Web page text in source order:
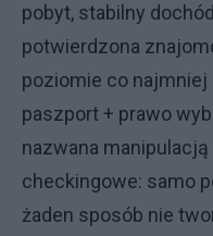
pobyt, stabilny
potwierdzona
poziomie co najmniej
paszport + prawo
nazwana
checkingowe: samo
żaden sposób nie